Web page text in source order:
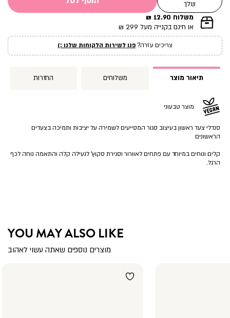
שלך
|
תומך
עמוד
מוצר
משלוח 12.90 ₪
או חינם בקנייה מעל 299 ₪
צריכים עזרה?פנו לשירות הלקוחות שלנו :)
תיאור מוצר משלוחים החזרות
מוצר טבעוני
סנדלי צעד ראשון בעיצוב סגור המסייעים לשמירה על יציבות ותמיכה בצעדים
הראשונים
קלים ונוחים במיוחד עם פתחים לאוורור וסגירת סקוץ’ לנעילה קלה והתאמה נוחה לכף
הרגל.
YOU MAY ALSO LIKE
מוצרים נוספים שאתה עשוי לאהוב